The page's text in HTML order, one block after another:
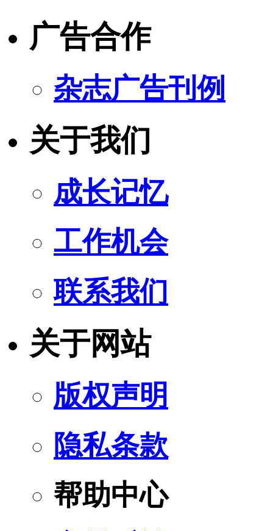
广告合作
杂志广告刊例
关于我们
成长记忆
工作机会
联系我们
关于网站
版权声明
隐私条款
帮助中心